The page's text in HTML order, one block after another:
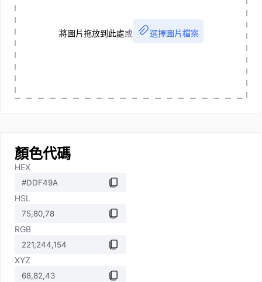
將圖片拖放到此處或 選擇圖片檔案
顏色代碼
HEX
HSL
RGB
XYZ